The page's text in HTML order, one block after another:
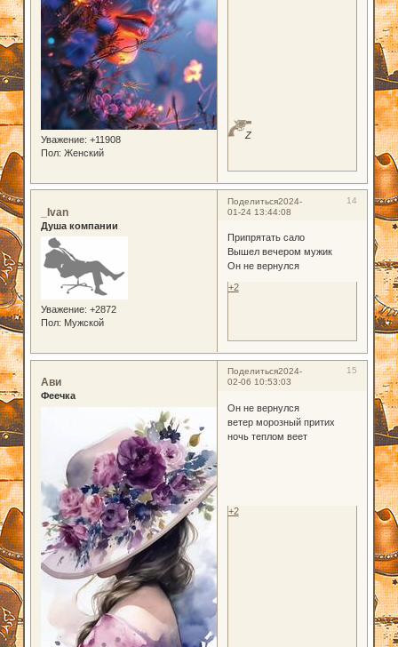
Уважение: +11908
Пол: Женский
Z
Поделиться 14
2024-
01-24 13:44:08
_Ivan
Душа компании
Уважение: +2872
Пол: Мужской
Припрятать сало
Вышел вечером мужик
Он не вернулся
+2
Поделиться 15
2024-
02-06 10:53:03
Ави
Феечка
Он не вернулся
ветер морозный притих
ночь теплом веет
+2